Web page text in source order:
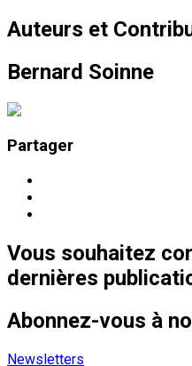
Auteurs et
Bernard Soinne
Partager
Vous souhaitez
dernières
Abonnez-vous à
Newsletters